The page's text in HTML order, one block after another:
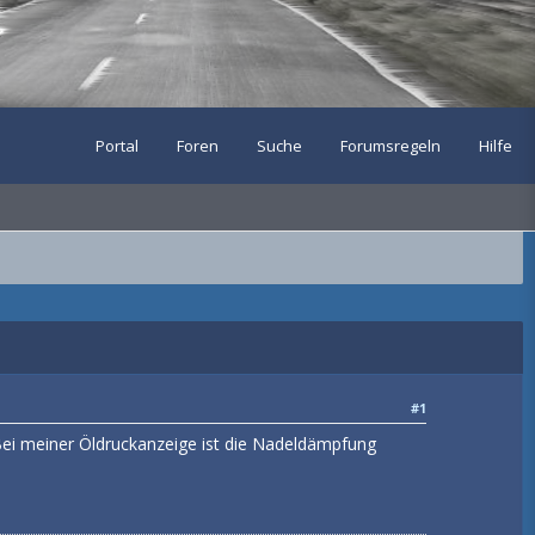
Portal Foren Suche Forumsregeln Hilfe
#1
meiner Öldruckanzeige ist die Nadeldämpfung